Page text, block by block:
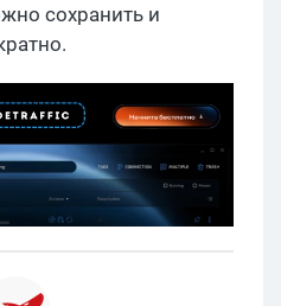
сохранить и